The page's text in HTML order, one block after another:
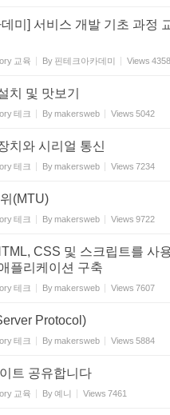
미] 서비스 개발 기초 과정
교육 By 핀테크아카데미 Views 4358
치 및 맛보기
테크 Bymakersweb Views 5042
치와 시리얼 통신
테크 Bymakersweb Views 7234
(MTU)
테크 Bymakersweb Views 9722
CSS 및 스크립트를 사
플리케이션 구축
테크 Bymakersweb Views 7607
Protocol)
테크 Bymakersweb Views 5884
트 공유합니다
교육 By예니 Views 7461